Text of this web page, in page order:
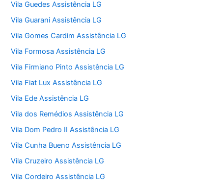
Vila Guedes Assistência LG
Vila Guarani Assistência LG
Vila Gomes Cardim Assistência LG
Vila Formosa Assistência LG
Vila Firmiano Pinto Assistência LG
Vila Fiat Lux Assistência LG
Vila Ede Assistência LG
Vila dos Remédios Assistência LG
Vila Dom Pedro II Assistência LG
Vila Cunha Bueno Assistência LG
Vila Cruzeiro Assistência LG
Vila Cordeiro Assistência LG